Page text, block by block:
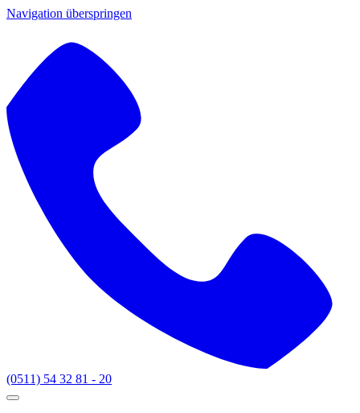
Navigation überspringen
(0511) 54 32 81 - 20